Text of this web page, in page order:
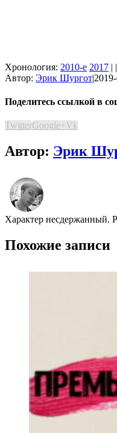
Хронология: 2010-е 2017 |
Автор: Эрик Шургот|
Поделитесь ссылкой в
TwitterGoogle+Vk
Автор: Эрик
Характер несдержанный.
Похожие записи